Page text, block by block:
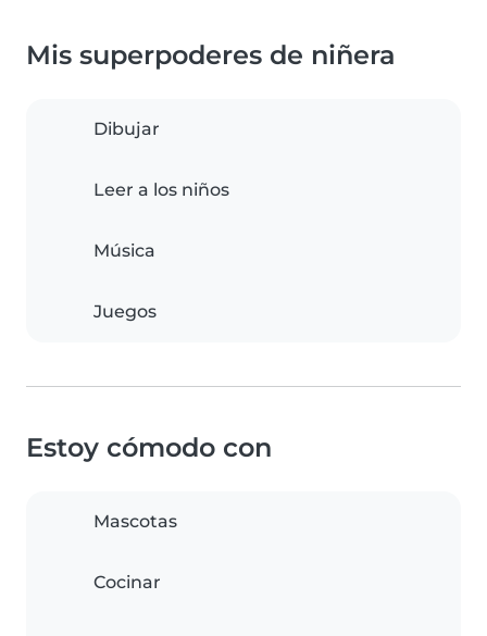
Mis superpoderes de niñera
Dibujar
Leer a los niños
Música
Juegos
Estoy cómodo con
Mascotas
Cocinar